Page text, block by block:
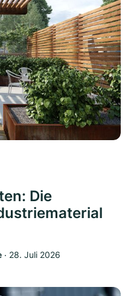
Die
‧ 28. Juli 2026